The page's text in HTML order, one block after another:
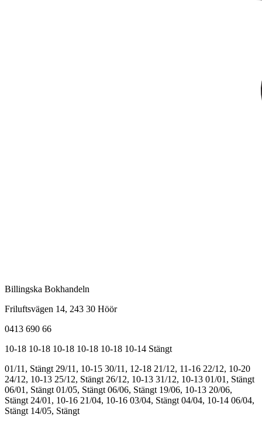
Billingska Bokhandeln
Friluftsvägen 14, 243 30 Höör
0413 690 66
10-18 10-18 10-18 10-18 10-18 10-14 Stängt
01/11, Stängt 29/11, 10-15 30/11, 12-18 21/12, 11-16 22/12, 10-20
24/12, 10-13 25/12, Stängt 26/12, 10-13 31/12, 10-13 01/01, Stängt
06/01, Stängt 01/05, Stängt 06/06, Stängt 19/06, 10-13 20/06,
Stängt 24/01, 10-16 21/04, 10-16 03/04, Stängt 04/04, 10-14 06/04,
Stängt 14/05, Stängt